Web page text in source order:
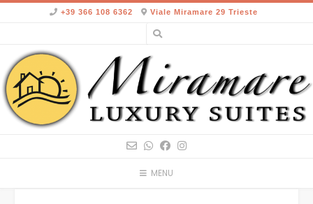
+39 366 108 6362 Viale Miramare 29 Trieste
MENU